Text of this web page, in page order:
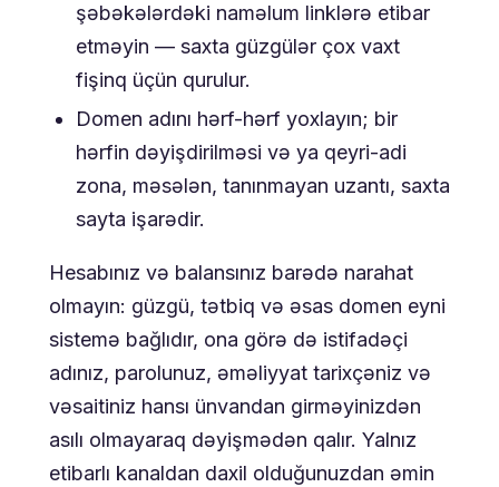
şəbəkələrdəki naməlum linklərə etibar
etməyin — saxta güzgülər çox vaxt
fişinq üçün qurulur.
Domen adını hərf-hərf yoxlayın; bir
hərfin dəyişdirilməsi və ya qeyri-adi
zona, məsələn, tanınmayan uzantı, saxta
sayta işarədir.
Hesabınız və balansınız barədə narahat
olmayın: güzgü, tətbiq və əsas domen eyni
sistemə bağlıdır, ona görə də istifadəçi
adınız, parolunuz, əməliyyat tarixçəniz və
vəsaitiniz hansı ünvandan girməyinizdən
asılı olmayaraq dəyişmədən qalır. Yalnız
etibarlı kanaldan daxil olduğunuzdan əmin